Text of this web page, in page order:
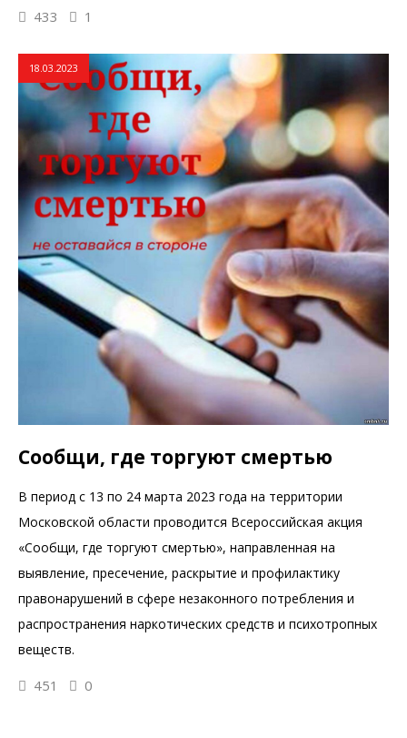
433 1
18.03.2023
Сообщи, где торгуют смертью
В период с 13 по 24 марта 2023 года на территории
Московской области проводится Всероссийская акция
«Сообщи, где торгуют смертью», направленная на
выявление, пресечение, раскрытие и профилактику
правонарушений в сфере незаконного потребления и
распространения наркотических средств и психотропных
веществ.
451 0